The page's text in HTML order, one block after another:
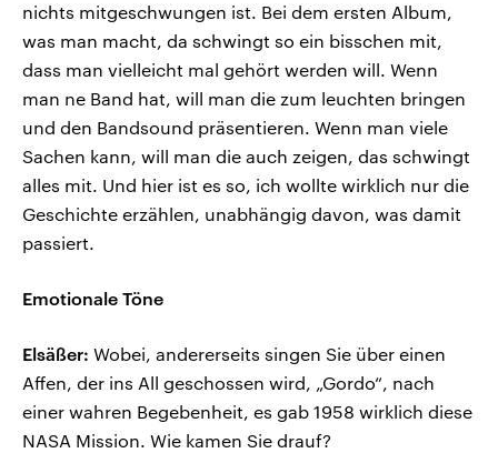
nichts mitgeschwungen ist. Bei dem ersten Album,
was man macht, da schwingt so ein bisschen mit,
dass man vielleicht mal gehört werden will. Wenn
man ne Band hat, will man die zum leuchten bringen
und den Bandsound präsentieren. Wenn man viele
Sachen kann, will man die auch zeigen, das schwingt
alles mit. Und hier ist es so, ich wollte wirklich nur die
Geschichte erzählen, unabhängig davon, was damit
passiert.
Emotionale Töne
Elsäßer: Wobei, andererseits singen Sie über einen
Affen, der ins All geschossen wird, „Gordo“, nach
einer wahren Begebenheit, es gab 1958 wirklich diese
NASA Mission. Wie kamen Sie drauf?